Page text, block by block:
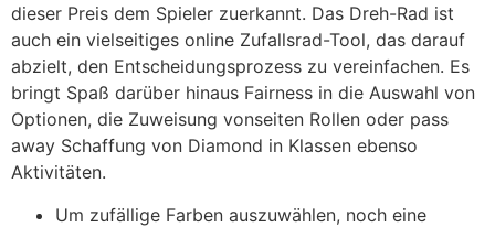
dieser Preis dem Spieler zuerkannt. Das Dreh-Rad ist
auch ein vielseitiges online Zufallsrad-Tool, das darauf
abzielt, den Entscheidungsprozess zu vereinfachen. Es
bringt Spaß darüber hinaus Fairness in die Auswahl von
Optionen, die Zuweisung vonseiten Rollen oder pass
away Schaffung von Diamond in Klassen ebenso
Aktivitäten.
Um zufällige Farben auszuwählen, noch eine